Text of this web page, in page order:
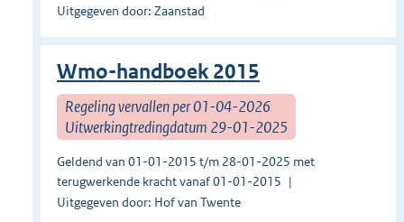
Uitgegeven door: Zaanstad
Wmo-handboek 2015
Regeling vervallen per 01-04-2026
Uitwerkingtredingdatum 29-01-2025
Geldend van 01-01-2015 t/m 28-01-2025 met
terugwerkende kracht vanaf 01-01-2015
Uitgegeven door: Hof van Twente